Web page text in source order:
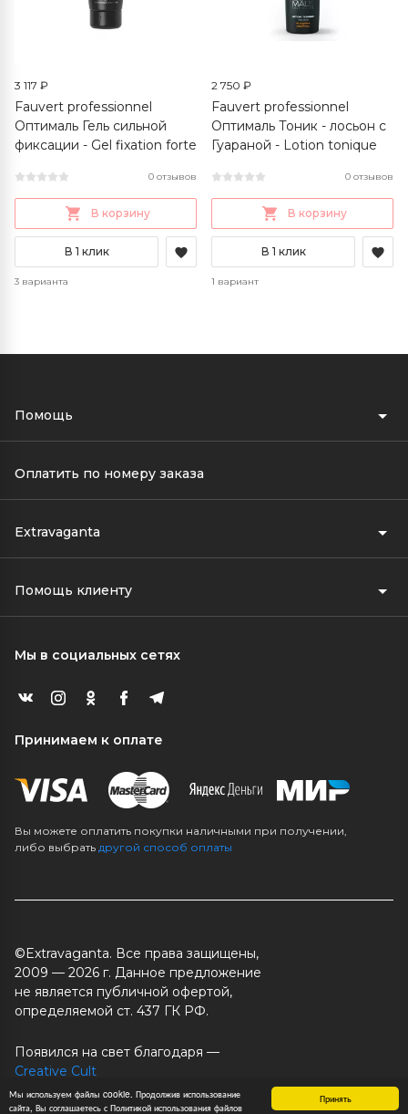
Принять
Мы используем файлы cookie. Продолжив использование
сайта, Вы соглашаетесь с Политикой использования файлов
3 117 ₽
Fauvert professionnel
Оптималь Гель сильной
фиксации - Gel fixation forte
0 отзывов
В корзину
В 1 клик
3 варианта
2 750 ₽
Fauvert professionnel
Оптималь Тоник - лосьон с
Гуараной - Lotion tonique
0 отзывов
В корзину
В 1 клик
1 вариант
Помощь
Оплатить по номеру заказа
Extravaganta
Помощь клиенту
Мы в социальных сетях
Принимаем к оплате
Вы можете оплатить покупки наличными при получении,
либо выбрать другой способ оплаты
©Extravaganta. Все права защищены,
2009 — 2026 г. Данное предложение
не является публичной офертой,
определяемой ст. 437 ГК РФ.
Появился на свет благодаря —
Creative Cult
Работает на платформе —Ready Script